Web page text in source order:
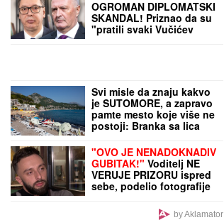
OGROMAN DIPLOMATSKI
SKANDAL! Priznao da su
"pratili svaki Vučićev
pokret" tokom posete
Svi misle da znaju kakvo
je SUTOMORE, a zapravo
pamte mesto koje više ne
postoji: Branka sa lica
mesta otkriva zašto ga
danas vredi posetiti
"OVO JE NENADOKNADIV
GUBITAK!" Voditelj NE
VERUJE PRIZORU ispred
sebe, podelio fotografije
sa lica mesta, ljudi oko
njega u panici! (FOTO)by Aklamator